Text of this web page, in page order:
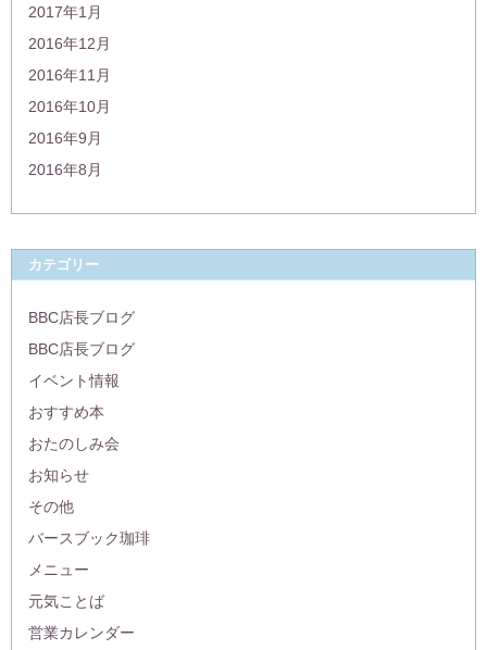
2017年1月
2016年12月
2016年11月
2016年10月
2016年9月
2016年8月
カテゴリー
BBC店長ブログ
BBC店長ブログ
イベント情報
おすすめ本
おたのしみ会
お知らせ
その他
バースブック珈琲
メニュー
元気ことば
営業カレンダー